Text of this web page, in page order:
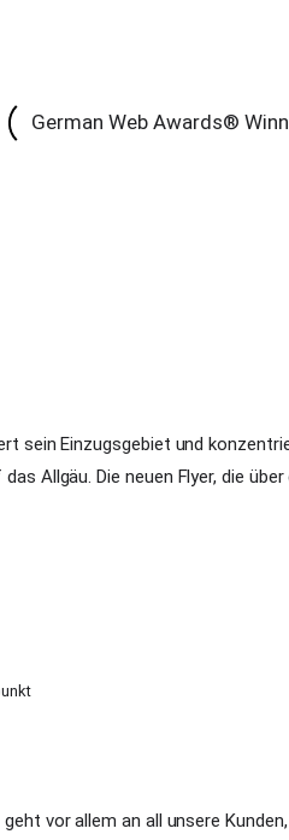
German Web Awards®
sein Einzugsgebiet und
Allgäu. Die neuen Flyer, die
vor allem an all unsere